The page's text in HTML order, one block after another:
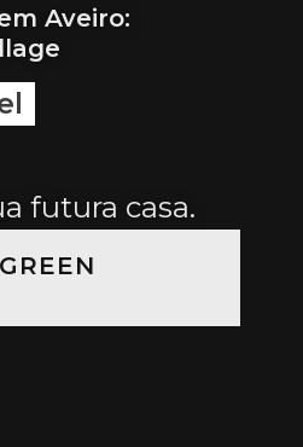
Aveiro:
futura casa.